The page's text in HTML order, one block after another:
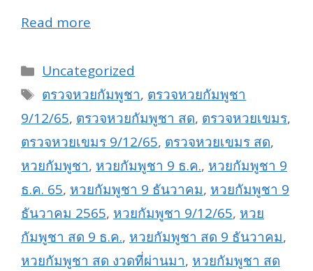
Read more
Categories
Uncategorized
Tags
ตรวจหวยกัมพูชา, ตรวจหวยกัมพูชา
9/12/65, ตรวจหวยกัมพูชา สด, ตรวจหวยเขมร,
ตรวจหวยเขมร 9/12/65, ตรวจหวยเขมร สด,
หวยกัมพูชา, หวยกัมพูชา 9 ธ.ค., หวยกัมพูชา 9
ธ.ค. 65, หวยกัมพูชา 9 ธันวาคม, หวยกัมพูชา 9
ธันวาคม 2565, หวยกัมพูชา 9/12/65, หวย
กัมพูชา สด 9 ธ.ค., หวยกัมพูชา สด 9 ธันวาคม,
หวยกัมพูชา สด งวดที่ผ่านมา, หวยกัมพูชา สด